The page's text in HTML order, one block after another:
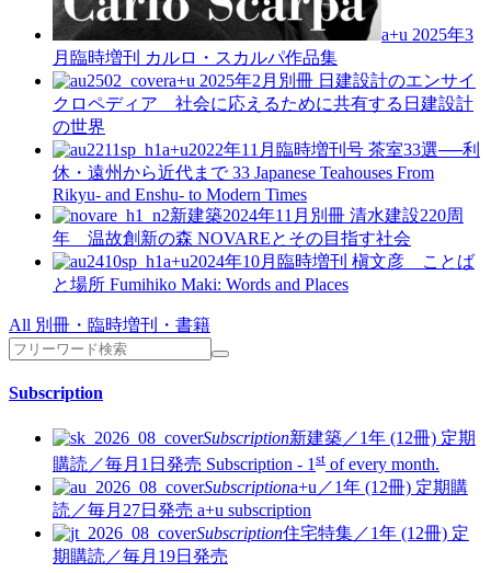
a+u 2025年3
月臨時増刊 カルロ・スカルパ作品集
a+u 2025年2月別冊 日建設計のエンサイ
クロペディア 社会に応えるために共有する日建設計
の世界
a+u2022年11月臨時増刊号 茶室33選──利
休・遠州から近代まで 33 Japanese Teahouses From
Rikyu- and Enshu- to Modern Times
新建築2024年11月別冊 清水建設220周
年 温故創新の森 NOVAREとその目指す社会
a+u2024年10月臨時増刊 槇文彦 ことば
と場所 Fumihiko Maki: Words and Places
All 別冊・臨時増刊・書籍
Subscription
Subscription新建築／1年 (12冊) 定期
購読／毎月1日発売 Subscription - 1 st of every month.
Subscriptiona+u／1年 (12冊) 定期購
読／毎月27日発売 a+u subscription
Subscription住宅特集／1年 (12冊) 定
期購読／毎月19日発売